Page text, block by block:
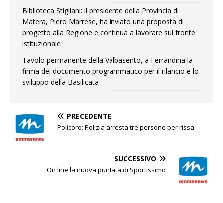
Biblioteca Stigliani: il presidente della Provincia di
Matera, Piero Marrese, ha inviato una proposta di
progetto alla Regione e continua a lavorare sul fronte
istituzionale
Tavolo permanente della Valbasento, a Ferrandina la
firma del documento programmatico per il rilancio e lo
sviluppo della Basilicata
PRECEDENTE
Policoro: Polizia arresta tre persone per rissa
SUCCESSIVO
On line la nuova puntata di Sportissimo